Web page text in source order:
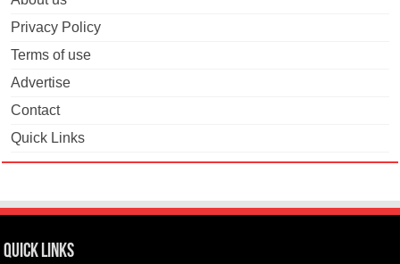
Privacy Policy
Terms of use
Advertise
Contact
Quick Links
Quick Links